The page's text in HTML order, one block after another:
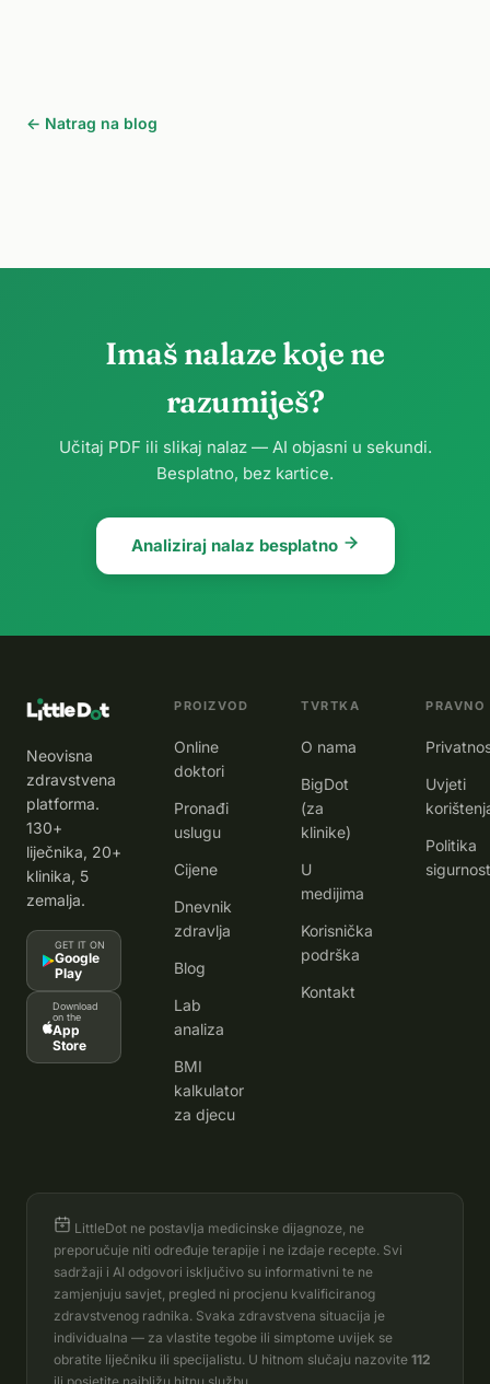
← Natrag na blog
Imaš nalaze koje ne
razumiješ?
Učitaj PDF ili slikaj nalaz — AI objasni u sekundi.
Besplatno, bez kartice.
Analiziraj nalaz besplatno
Neovisna
zdravstvena
platforma.
130+
liječnika, 20+
klinika, 5
zemalja.
GET IT ON
Google
Play
Download
on the
App
Store
PROIZVOD
Online
doktori
Pronađi
uslugu
Cijene
Dnevnik
zdravlja
Blog
Lab
analiza
BMI
kalkulator
za djecu
TVRTKA
O nama
BigDot
(za
klinike)
U
medijima
Korisnička
podrška
Kontakt
PRAVNO
Uvjeti
Politika
LittleDot ne postavlja medicinske dijagnoze, ne
preporučuje niti određuje terapije i ne izdaje recepte. Svi
sadržaji i AI odgovori isključivo su informativni te ne
zamjenjuju savjet, pregled ni procjenu kvalificiranog
zdravstvenog radnika. Svaka zdravstvena situacija je
individualna — za vlastite tegobe ili simptome uvijek se
obratite liječniku ili specijalistu. U hitnom slučaju nazovite 112